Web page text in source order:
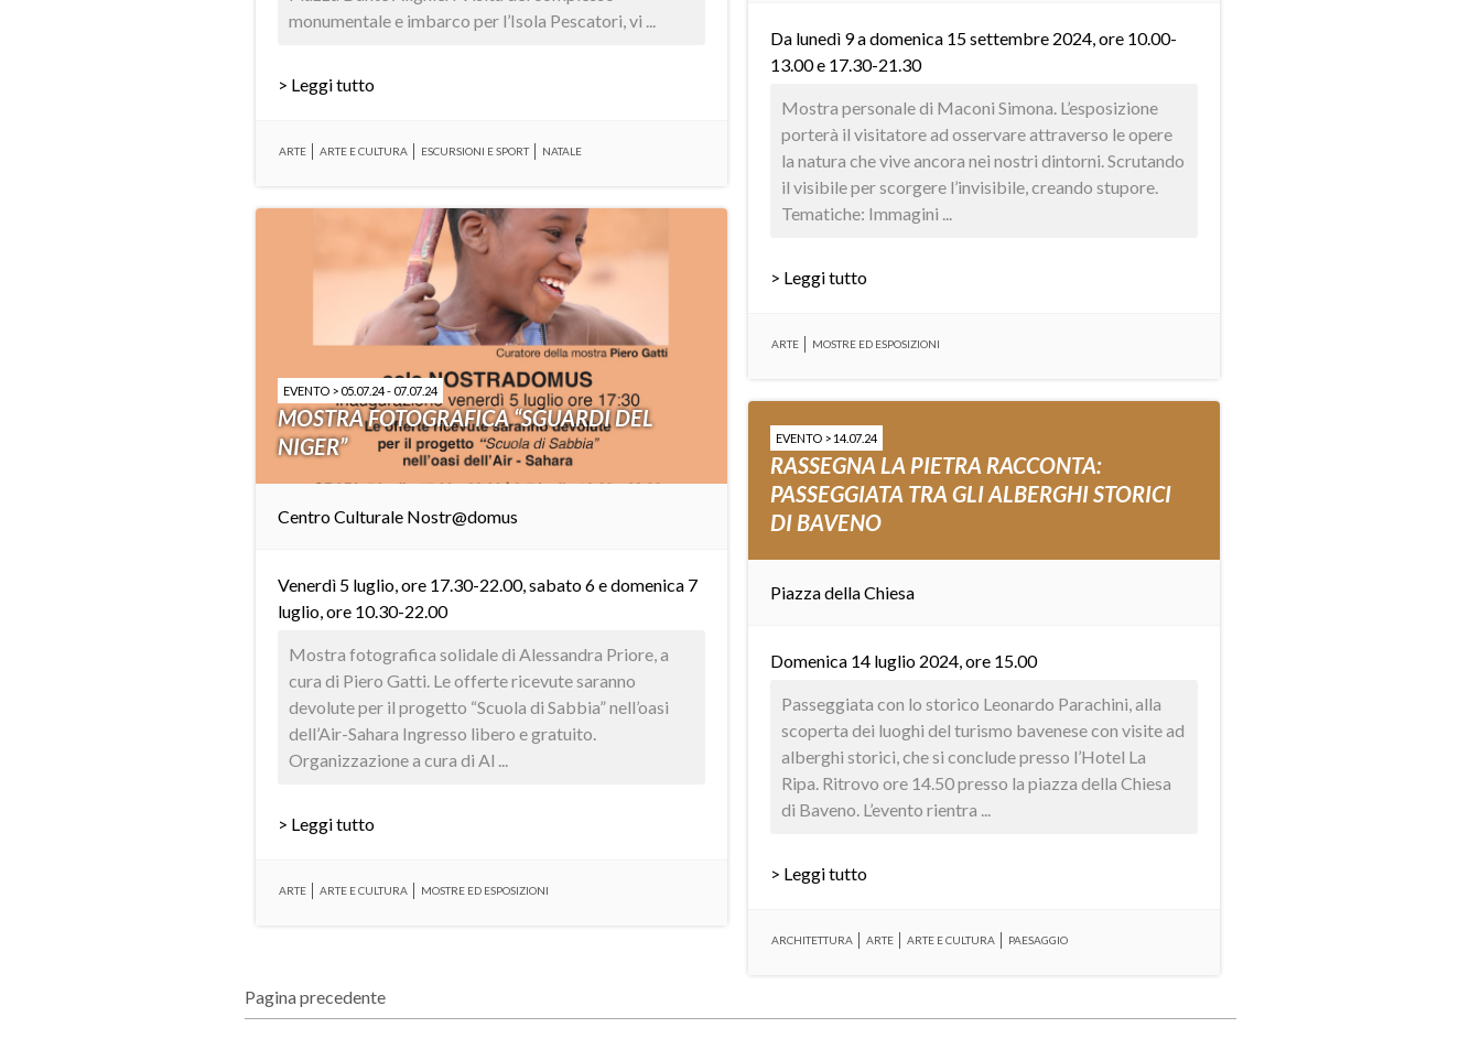
monumentale e imbarco per l’Isola Pescatori, vi ...
> Leggi tutto
ARTE ARTE E CULTURA ESCURSIONI E SPORT NATALE
Da lunedì 9 a domenica 15 settembre 2024, ore 10.00-
13.00 e 17.30-21.30
Mostra personale di Maconi Simona. L’esposizione
porterà il visitatore ad osservare attraverso le opere
la natura che vive ancora nei nostri dintorni. Scrutando
il visibile per scorgere l’invisibile, creando stupore.
Tematiche: Immagini ...
> Leggi tutto
ARTE MOSTRE ED ESPOSIZIONI
EVENTO > 05.07.24 - 07.07.24
MOSTRA FOTOGRAFICA “SGUARDI DEL
NIGER”
Centro Culturale Nostr@domus
Venerdì 5 luglio, ore 17.30-22.00, sabato 6 e domenica 7
luglio, ore 10.30-22.00
Mostra fotografica solidale di Alessandra Priore, a
cura di Piero Gatti. Le offerte ricevute saranno
devolute per il progetto “Scuola di Sabbia” nell’oasi
dell’Air-Sahara Ingresso libero e gratuito.
Organizzazione a cura di Al ...
> Leggi tutto
ARTE ARTE E CULTURA MOSTRE ED ESPOSIZIONI
EVENTO > 14.07.24
RASSEGNA LA PIETRA RACCONTA:
PASSEGGIATA TRA GLI ALBERGHI STORICI
DI BAVENO
Piazza della Chiesa
Domenica 14 luglio 2024, ore 15.00
Passeggiata con lo storico Leonardo Parachini, alla
scoperta dei luoghi del turismo bavenese con visite ad
alberghi storici, che si conclude presso l’Hotel La
Ripa. Ritrovo ore 14.50 presso la piazza della Chiesa
di Baveno. L’evento rientra ...
> Leggi tutto
ARCHITETTURA ARTE ARTE E CULTURA PAESAGGIO
Pagina precedente